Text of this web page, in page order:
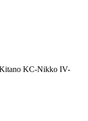
KC-Nikko IV-